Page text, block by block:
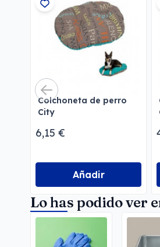
Colchoneta de perro
City
6,15 €
Añadir
Lo has podido ver